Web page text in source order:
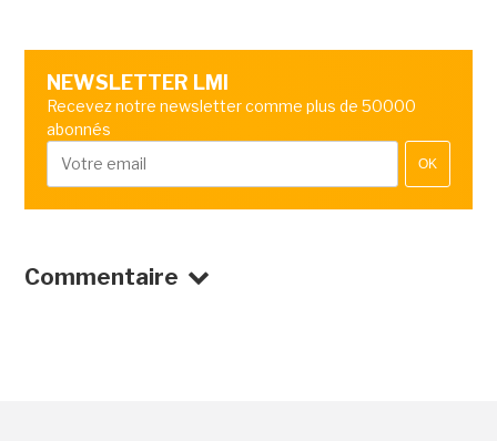
NEWSLETTER LMI
Recevez notre newsletter comme plus de 50000
abonnés
OK
Commentaire